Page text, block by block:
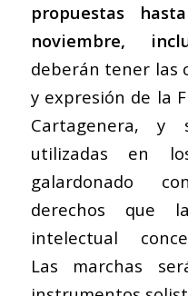
propuestas
noviembre,
deberán tener las
y expresión de la
Cartagenera,
utilizadas en
galardonado
derechos que
intelectual
Las marchas